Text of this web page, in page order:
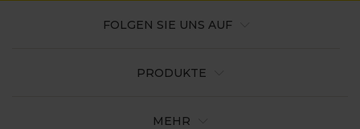
PRODUKTE
MEHR
FOLGEN SIE UNS AUF